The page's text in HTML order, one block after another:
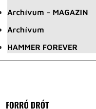
Archívum – MAGAZIN
Archívum
HAMMER FOREVER
FORRÓ DRÓT